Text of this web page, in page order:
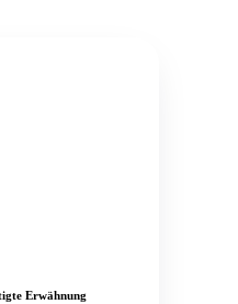
Erwähnung